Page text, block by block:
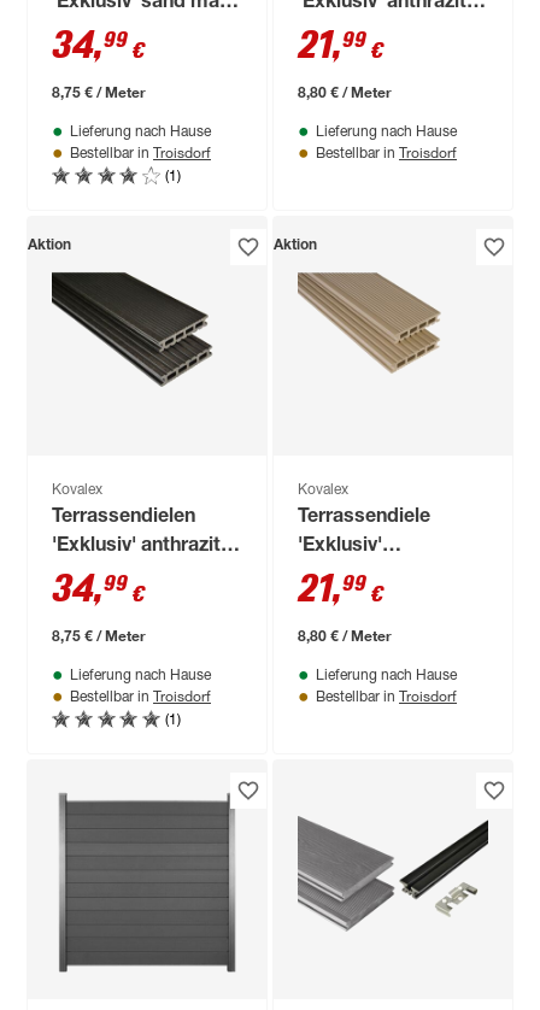
4000 x 145 x 26 mm
34,99 €
8,75 € / Meter
Lieferung nach Hause
Bestellbar in Troisdorf
(1)
matt 2500 x 145 x 26
mm
21,99 €
8,80 € / Meter
Lieferung nach Hause
Bestellbar in Troisdorf
Aktion
Kovalex
Terrassendielen
'Exklusiv' anthrazit
4000 x 145 x 26 mm
34,99 €
8,75 € / Meter
Lieferung nach Hause
Bestellbar in Troisdorf
(1)
Aktion
Kovalex
Terrassendiele
'Exklusiv'
sandfarben matt
2500 x 145 x 26 mm
21,99 €
8,80 € / Meter
Lieferung nach Hause
Bestellbar in Troisdorf